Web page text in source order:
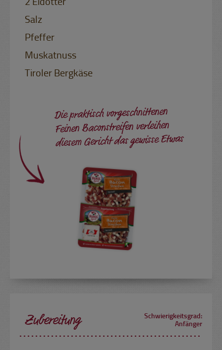
2 Eidotter
Salz
Pfeffer
Muskatnuss
Tiroler Bergkäse
Die praktisch vorgeschnittenen
Feinen Baconstreifen verleihen
diesem Gericht das gewisse Etwas
Zubereitung
Schwierigkeitsgrad:
Anfänger